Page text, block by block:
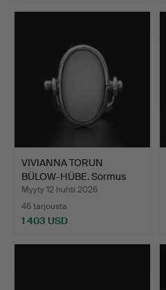
VIVIANNA TORUN
BÜLOW-HÜBE. Sormus
”Päivä j…
Myyty 12 huhti 2026
46 tarjousta
1 403 USD